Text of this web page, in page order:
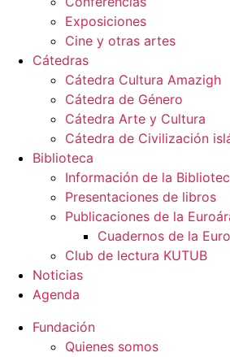
Exposiciones
Cine y otras artes
Cátedras
Cátedra Cultura Amazigh
Cátedra de Género
Cátedra Arte y Cultura
Cátedra de Civilización
Biblioteca
Información de la
Presentaciones de libros
Publicaciones de la
Cuadernos de la
Club de lectura KUTUB
Noticias
Agenda
Fundación
Quienes somos